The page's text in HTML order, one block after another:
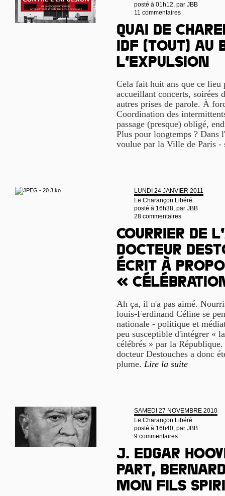
posté à 01h12, par JBB
11 commentaires
Quai de
IDF (tout) au
l’expulsion
Cela fait huit ans que ce lieu
accueillant concerts, soirées
autres prises de parole. À
Coordination des
passage (presque) obligé,
Plus pour longtemps ?
voulue par la Ville de Paris
LUNDI 24 JANVIER 2011
Le Charançon Libéré
posté à 16h38, par JBB
28 commentaires
Courrier de
docteur
écrit à
«
Ah ça, il n'a pas aimé.
louis-Ferdinand Céline se
nationale - politique et
peu susceptible d'intégrer «
célébrés » par la
docteur Destouches a donc
plume. Lire la suite
SAMEDI 27 NOVEMBRE 2010
Le Charançon Libéré
posté à 16h40, par JBB
9 commentaires
J. Edgar
part,
mon fils